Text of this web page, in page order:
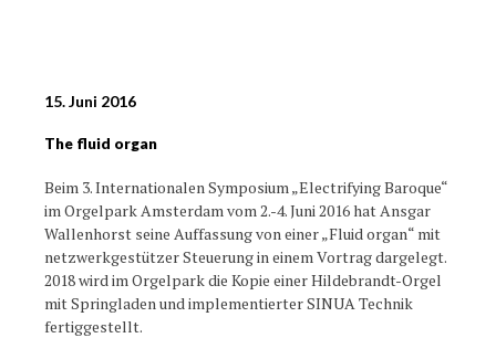
15. Juni 2016
The fluid organ
Beim 3. Internationalen Symposium „Electrifying Baroque“
im Orgelpark Amsterdam vom 2.-4. Juni 2016 hat Ansgar
Wallenhorst seine Auffassung von einer „Fluid organ“ mit
netzwerkgestützer Steuerung in einem Vortrag dargelegt.
2018 wird im Orgelpark die Kopie einer Hildebrandt-Orgel
mit Springladen und implementierter SINUA Technik
fertiggestellt.